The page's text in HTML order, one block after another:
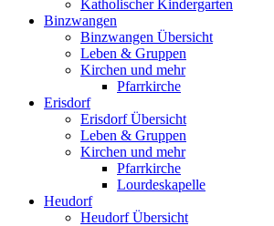
Katholischer Kindergarten
Binzwangen
Binzwangen Übersicht
Leben & Gruppen
Kirchen und mehr
Pfarrkirche
Erisdorf
Erisdorf Übersicht
Leben & Gruppen
Kirchen und mehr
Pfarrkirche
Lourdeskapelle
Heudorf
Heudorf Übersicht